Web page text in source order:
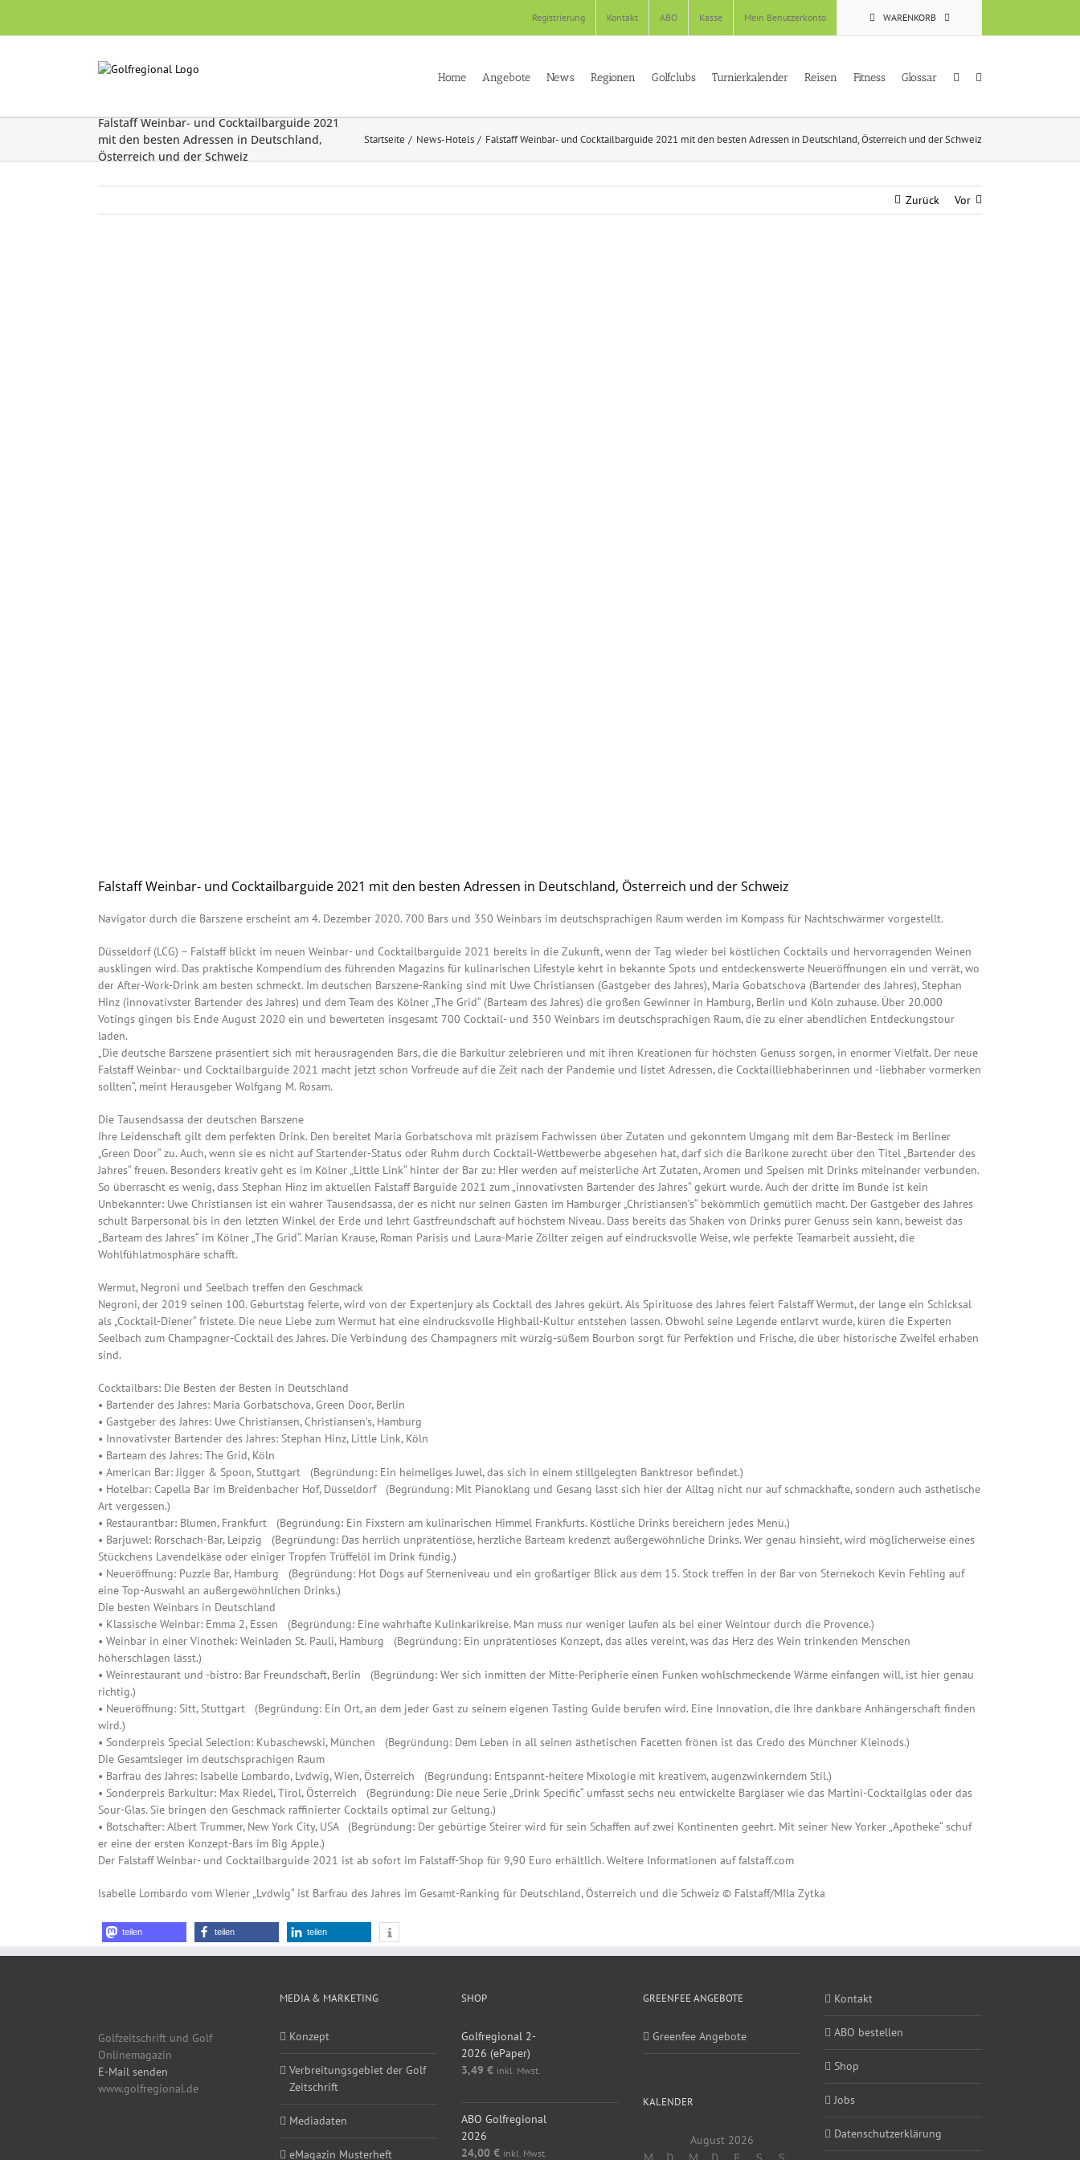
content
Registrierung Kontakt ABO Kasse Mein Benutzerkonto WARENKORB
Home Angebote News Regionen Golfclubs Turnierkalender Reisen Fitness Glossar
Falstaff Weinbar- und Cocktailbarguide 2021
mit den besten Adressen in Deutschland,
Österreich und der Schweiz
Startseite News-Hotels Falstaff Weinbar- und Cocktailbarguide 2021 mit den besten Adressen in Deutschland, Österreich und der Schweiz
Zurück Vor
Falstaff Weinbar- und Cocktailbarguide 2021 mit den besten Adressen in Deutschland, Österreich und der Schweiz
Navigator durch die Barszene erscheint am 4. Dezember 2020. 700 Bars und 350 Weinbars im deutschsprachigen Raum werden im Kompass für Nachtschwärmer vorgestellt.
Düsseldorf (LCG) – Falstaff blickt im neuen Weinbar- und Cocktailbarguide 2021 bereits in die Zukunft, wenn der Tag wieder bei köstlichen Cocktails und hervorragenden Weinen
ausklingen wird. Das praktische Kompendium des führenden Magazins für kulinarischen Lifestyle kehrt in bekannte Spots und entdeckenswerte Neueröffnungen ein und verrät, wo
der After-Work-Drink am besten schmeckt. Im deutschen Barszene-Ranking sind mit Uwe Christiansen (Gastgeber des Jahres), Maria Gobatschova (Bartender des Jahres), Stephan
Hinz (innovativster Bartender des Jahres) und dem Team des Kölner „The Grid“ (Barteam des Jahres) die großen Gewinner in Hamburg, Berlin und Köln zuhause. Über 20.000
Votings gingen bis Ende August 2020 ein und bewerteten insgesamt 700 Cocktail- und 350 Weinbars im deutschsprachigen Raum, die zu einer abendlichen Entdeckungstour
laden.
„Die deutsche Barszene präsentiert sich mit herausragenden Bars, die die Barkultur zelebrieren und mit ihren Kreationen für höchsten Genuss sorgen, in enormer Vielfalt. Der neue
Falstaff Weinbar- und Cocktailbarguide 2021 macht jetzt schon Vorfreude auf die Zeit nach der Pandemie und listet Adressen, die Cocktailliebhaberinnen und -liebhaber vormerken
sollten“, meint Herausgeber Wolfgang M. Rosam.
Die Tausendsassa der deutschen Barszene
Ihre Leidenschaft gilt dem perfekten Drink. Den bereitet Maria Gorbatschova mit präzisem Fachwissen über Zutaten und gekonntem Umgang mit dem Bar-Besteck im Berliner
„Green Door“ zu. Auch, wenn sie es nicht auf Startender-Status oder Ruhm durch Cocktail-Wettbewerbe abgesehen hat, darf sich die Barikone zurecht über den Titel „Bartender des
Jahres“ freuen. Besonders kreativ geht es im Kölner „Little Link“ hinter der Bar zu: Hier werden auf meisterliche Art Zutaten, Aromen und Speisen mit Drinks miteinander verbunden.
So überrascht es wenig, dass Stephan Hinz im aktuellen Falstaff Barguide 2021 zum „innovativsten Bartender des Jahres“ gekürt wurde. Auch der dritte im Bunde ist kein
Unbekannter: Uwe Christiansen ist ein wahrer Tausendsassa, der es nicht nur seinen Gästen im Hamburger „Christiansen’s“ bekömmlich gemütlich macht. Der Gastgeber des Jahres
schult Barpersonal bis in den letzten Winkel der Erde und lehrt Gastfreundschaft auf höchstem Niveau. Dass bereits das Shaken von Drinks purer Genuss sein kann, beweist das
„Barteam des Jahres“ im Kölner „The Grid“. Marian Krause, Roman Parisis und Laura-Marie Zöllter zeigen auf eindrucksvolle Weise, wie perfekte Teamarbeit aussieht, die
Wohlfühlatmosphäre schafft.
Wermut, Negroni und Seelbach treffen den Geschmack
Negroni, der 2019 seinen 100. Geburtstag feierte, wird von der Expertenjury als Cocktail des Jahres gekürt. Als Spirituose des Jahres feiert Falstaff Wermut, der lange ein Schicksal
als „Cocktail-Diener“ fristete. Die neue Liebe zum Wermut hat eine eindrucksvolle Highball-Kultur entstehen lassen. Obwohl seine Legende entlarvt wurde, küren die Experten
Seelbach zum Champagner-Cocktail des Jahres. Die Verbindung des Champagners mit würzig-süßem Bourbon sorgt für Perfektion und Frische, die über historische Zweifel erhaben
sind.
Cocktailbars: Die Besten der Besten in Deutschland
• Bartender des Jahres: Maria Gorbatschova, Green Door, Berlin
• Gastgeber des Jahres: Uwe Christiansen, Christiansen’s, Hamburg
• Innovativster Bartender des Jahres: Stephan Hinz, Little Link, Köln
• Barteam des Jahres: The Grid, Köln
• American Bar: Jigger & Spoon, Stuttgart (Begründung: Ein heimeliges Juwel, das sich in einem stillgelegten Banktresor befindet.)
• Hotelbar: Capella Bar im Breidenbacher Hof, Düsseldorf (Begründung: Mit Pianoklang und Gesang lässt sich hier der Alltag nicht nur auf schmackhafte, sondern auch ästhetische
Art vergessen.)
• Restaurantbar: Blumen, Frankfurt (Begründung: Ein Fixstern am kulinarischen Himmel Frankfurts. Köstliche Drinks bereichern jedes Menü.)
• Barjuwel: Rorschach-Bar, Leipzig (Begründung: Das herrlich unprätentiöse, herzliche Barteam kredenzt außergewöhnliche Drinks. Wer genau hinsieht, wird möglicherweise eines
Stückchens Lavendelkäse oder einiger Tropfen Trüffelöl im Drink fündig.)
• Neueröffnung: Puzzle Bar, Hamburg (Begründung: Hot Dogs auf Sterneniveau und ein großartiger Blick aus dem 15. Stock treffen in der Bar von Sternekoch Kevin Fehling auf
eine Top-Auswahl an außergewöhnlichen Drinks.)
Die besten Weinbars in Deutschland
• Klassische Weinbar: Emma 2, Essen (Begründung: Eine wahrhafte Kulinkarikreise. Man muss nur weniger laufen als bei einer Weintour durch die Provence.)
• Weinbar in einer Vinothek: Weinladen St. Pauli, Hamburg (Begründung: Ein unprätentiöses Konzept, das alles vereint, was das Herz des Wein trinkenden Menschen
höherschlagen lässt.)
• Weinrestaurant und -bistro: Bar Freundschaft, Berlin (Begründung: Wer sich inmitten der Mitte-Peripherie einen Funken wohlschmeckende Wärme einfangen will, ist hier genau
richtig.)
• Neueröffnung: Sitt, Stuttgart (Begründung: Ein Ort, an dem jeder Gast zu seinem eigenen Tasting Guide berufen wird. Eine Innovation, die ihre dankbare Anhängerschaft finden
wird.)
• Sonderpreis Special Selection: Kubaschewski, München (Begründung: Dem Leben in all seinen ästhetischen Facetten frönen ist das Credo des Münchner Kleinods.)
Die Gesamtsieger im deutschsprachigen Raum
• Barfrau des Jahres: Isabelle Lombardo, Lvdwig, Wien, Österreich (Begründung: Entspannt-heitere Mixologie mit kreativem, augenzwinkerndem Stil.)
• Sonderpreis Barkultur: Max Riedel, Tirol, Österreich (Begründung: Die neue Serie „Drink Specific“ umfasst sechs neu entwickelte Bargläser wie das Martini-Cocktailglas oder das
Sour-Glas. Sie bringen den Geschmack raffinierter Cocktails optimal zur Geltung.)
• Botschafter: Albert Trummer, New York City, USA (Begründung: Der gebürtige Steirer wird für sein Schaffen auf zwei Kontinenten geehrt. Mit seiner New Yorker „Apotheke“ schuf
er eine der ersten Konzept-Bars im Big Apple.)
Der Falstaff Weinbar- und Cocktailbarguide 2021 ist ab sofort im Falstaff-Shop für 9,90 Euro erhältlich. Weitere Informationen auf falstaff.com
Isabelle Lombardo vom Wiener „Lvdwig“ ist Barfrau des Jahres im Gesamt-Ranking für Deutschland, Österreich und die Schweiz © Falstaff/MIla Zytka
teilen teilen teilen
Golfzeitschrift und Golf
Onlinemagazin
E-Mail senden
www.golfregional.de
MEDIA & MARKETING
Konzept
Verbreitungsgebiet der Golf
Zeitschrift
Mediadaten
eMagazin Musterheft
SHOP
Golfregional 2-
2026 (ePaper)
3,49 € inkl. Mwst.
ABO Golfregional
2026
24,00 € inkl. Mwst.
GREENFEE ANGEBOTE
Greenfee Angebote
KALENDER
August 2026
Kontakt
ABO bestellen
Shop
Jobs
Datenschutzerklärung